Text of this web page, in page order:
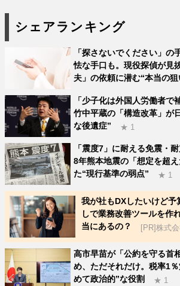
シェアランキング
「探さないでください」の
怯な手口も。現役探偵が見
夫」の依頼に潜む“本当の狙
「少子化は外国人労働者で
竹中平蔵の「構造改革」が
な後遺症”
★ 1
「震度7」に耐える免震・
8年熊本地震の「想定を超
た“現行基準の弱点”
★ 1
我が社もDXしたいけど予
しで業務改善ツールを作
当にあるの？
[PR]株式
高市早苗が「公約を守る首
め、ただそれだけ。税率1
めて政治的”な役割
★ 1